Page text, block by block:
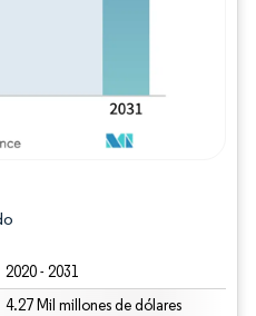
2020 - 2031
4.27 Mil millones de dólares